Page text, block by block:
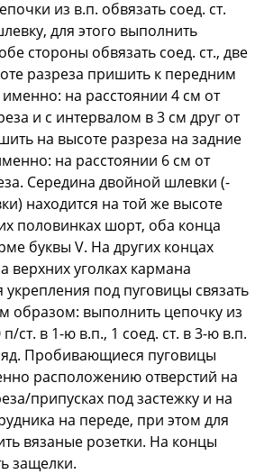
из в.п. обвязать соед. ст.
для этого выполнить
стороны обвязать соед. ст., две
разреза пришить к передним
на расстоянии 4 см от
и с интервалом в 3 см друг от
на высоте разреза на задние
на расстоянии 6 см от
Середина двойной шлевки (-
находится на той же высоте
половинках шорт, оба конца
буквы V. На других концах
верхних уголках кармана
под пуговицы связать
образом: выполнить цепочку из
ст. в 1-ю в.п., 1 соед. ст. в 3-ю в.п.
Пробивающиеся пуговицы
расположению отверстий на
припусках под застежку и на
на переде, при этом для
вязаные розетки. На концы
защелки.